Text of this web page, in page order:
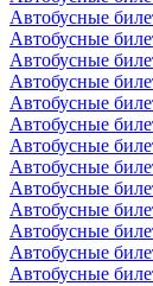
Автобусные
Автобусные
Автобусные
Автобусные
Автобусные
Автобусные
Автобусные
Автобусные
Автобусные
Автобусные
Автобусные
Автобусные
Автобусные